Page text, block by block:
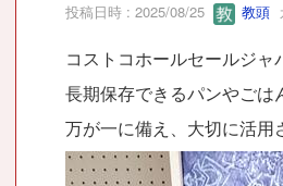
投稿日時 : 2025/08/25 教頭
コストコホールセールジャ
長期保存できるパンやごは
万が一に備え、大切に活用